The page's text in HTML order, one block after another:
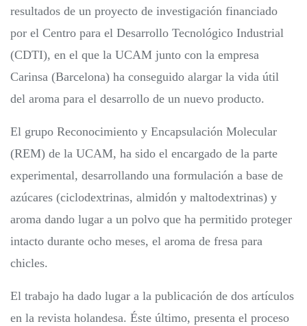
resultados de un proyecto de investigación financiado
por el Centro para el Desarrollo Tecnológico Industrial
(CDTI), en el que la UCAM junto con la empresa
Carinsa (Barcelona) ha conseguido alargar la vida útil
del aroma para el desarrollo de un nuevo producto.
El grupo Reconocimiento y Encapsulación Molecular
(REM) de la UCAM, ha sido el encargado de la parte
experimental, desarrollando una formulación a base de
azúcares (ciclodextrinas, almidón y maltodextrinas) y
aroma dando lugar a un polvo que ha permitido proteger
intacto durante ocho meses, el aroma de fresa para
chicles.
El trabajo ha dado lugar a la publicación de dos artículos
en la revista holandesa. Éste último, presenta el proceso